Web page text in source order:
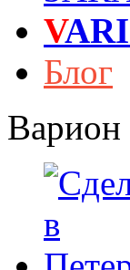
V
Блог
Варион